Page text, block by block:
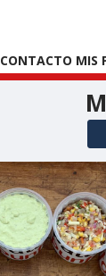
CONTACTO MIS